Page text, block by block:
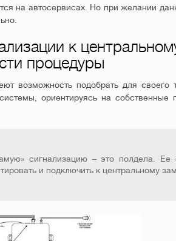
на автосервисах. Но при желании
к
процедуры
возможность подобрать для своего
ориентируясь на собственные
сигнализацию – это полдела. Ее
и подключить к центральному